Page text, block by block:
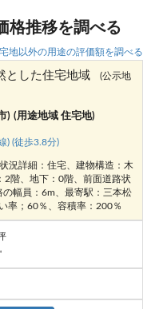
格推移を調べる
地以外の用途の評価額を調べる
とした住宅地域
(公示地
) (用途地域 住宅地)
) (徒歩3.8分)
況詳細：住宅、建物構造：木
2階、地下：0階、前面道路状
幅員：6m、最寄駅：三本松
率；60％、容積率：200％